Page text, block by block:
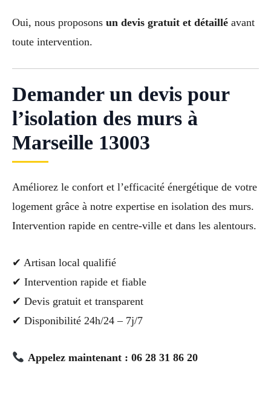
Oui, nous proposons un devis gratuit et détaillé avant
toute intervention.
Demander un devis pour
l’isolation des murs à
Marseille 13003
Améliorez le confort et l’efficacité énergétique de votre
logement grâce à notre expertise en isolation des murs.
Intervention rapide en centre-ville et dans les alentours.
✔ Artisan local qualifié
✔ Intervention rapide et fiable
✔ Devis gratuit et transparent
✔ Disponibilité 24h/24 – 7j/7
Appelez maintenant : 06 28 31 86 20